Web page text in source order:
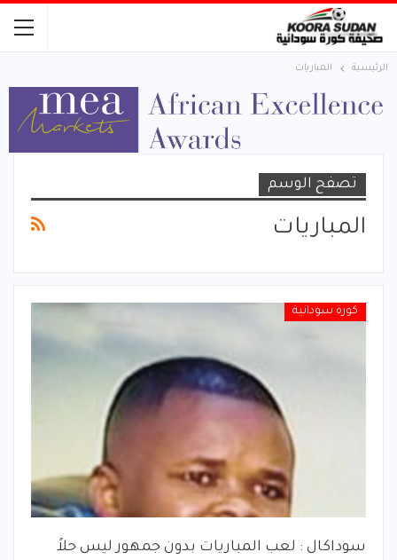
الرئيسية المباريات
تصفح الوسم
المباريات
كورة سودانية
سوداكال : لعب المباريات بدون جمهور ليس حلاً